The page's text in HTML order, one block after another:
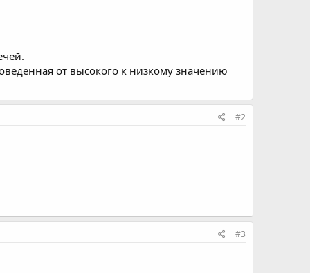
от высокого к низкому значению
#2
#3